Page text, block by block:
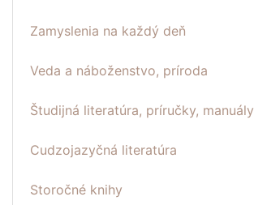
Zamyslenia na každý deň
Veda a náboženstvo, príroda
Študijná literatúra, príručky, manuály
Cudzojazyčná literatúra
Storočné knihy